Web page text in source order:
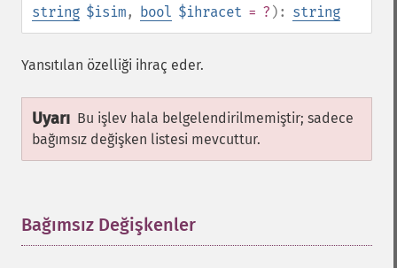
string $isim, bool $ihracet = ? ): string
Yansıtılan özelliği ihraç eder.
Uyarı Bu işlev hala belgelendirilmemiştir; sadece
bağımsız değişken listesi mevcuttur.
Bağımsız Değişkenler